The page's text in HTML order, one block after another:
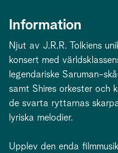
Information
Njut av J.R.R. Tolkiens
konsert med
legendariske Saruman-
samt Shires orkester och
de svarta ryttarnas
lyriska melodier.
Upplev den enda